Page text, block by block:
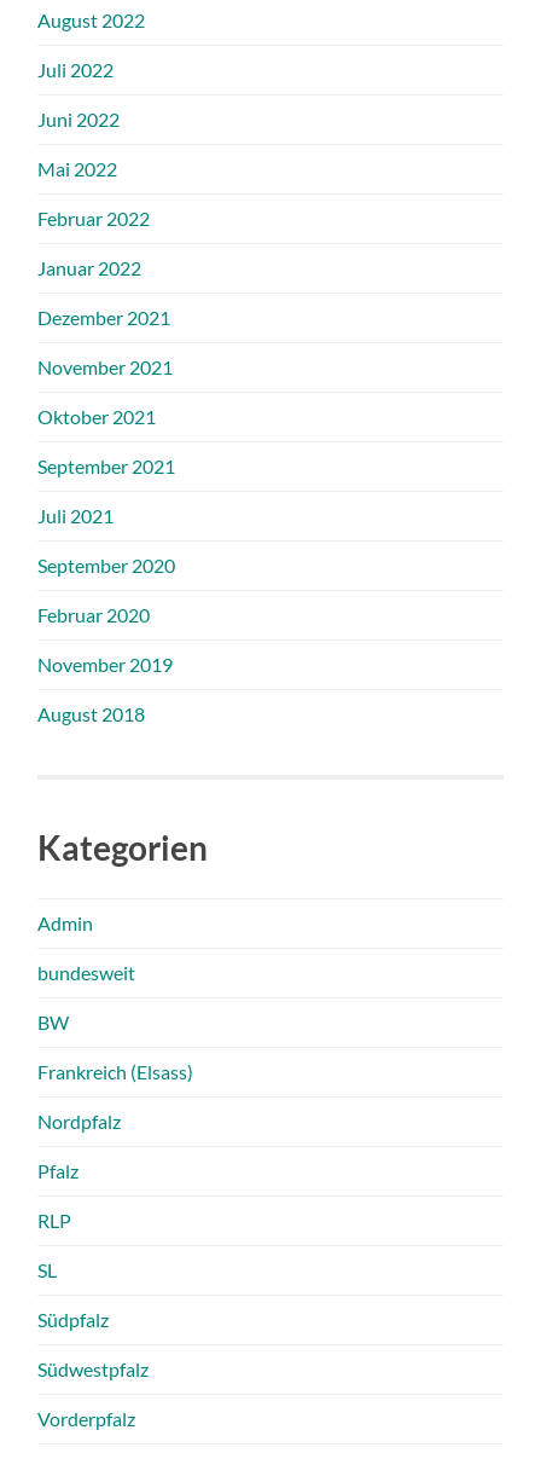
August 2022
Juli 2022
Juni 2022
Mai 2022
Februar 2022
Januar 2022
Dezember 2021
November 2021
Oktober 2021
September 2021
Juli 2021
September 2020
Februar 2020
November 2019
August 2018
Kategorien
Admin
bundesweit
BW
Frankreich (Elsass)
Nordpfalz
Pfalz
RLP
SL
Südpfalz
Südwestpfalz
Vorderpfalz